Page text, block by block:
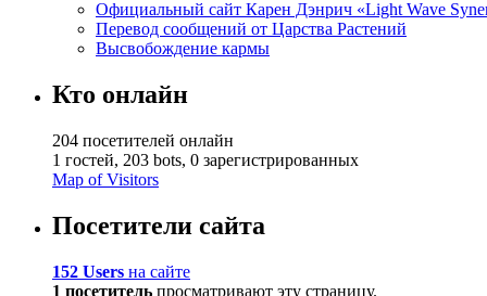
Официальный сайт Карен Дэнрич «Light Wave
Перевод сообщений от Царства Растений
Высвобождение кармы
Кто онлайн
204 посетителей онлайн
1 гостей, 203 bots, 0 зарегистрированных
Map of Visitors
Посетители сайта
152 Users на сайте
1 посетитель просматривают эту страницу.